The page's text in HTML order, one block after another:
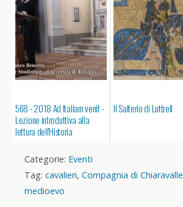
568 - 2018 Ad Italiam venit -
Lezione introduttiva alla
lettura dell'Historia
Il Salterio di Luttrell
Categorie: Eventi
Tag: cavalieri, Compagnia di Chiaravalle
medioevo